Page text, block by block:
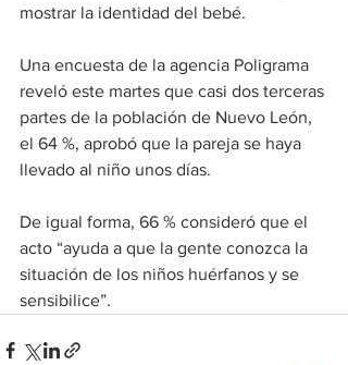
mostrar la identidad del bebé.
Una encuesta de la agencia Poligrama
reveló este martes que casi dos terceras
partes de la población de Nuevo León,
el 64 %, aprobó que la pareja se haya
llevado al niño unos días.
De igual forma, 66 % consideró que el
acto “ayuda a que la gente conozca la
situación de los niños huérfanos y se
sensibilice”.